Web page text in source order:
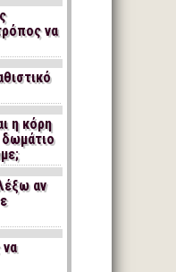
να
η κόρη
αν
να